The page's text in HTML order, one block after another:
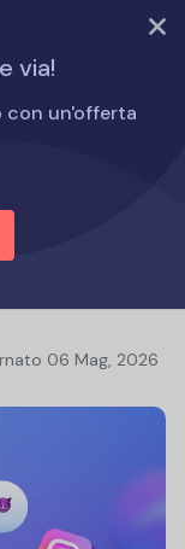
PROVA ORA
via!
con un'offerta
Guida
nascosti
06 Mag, 2026